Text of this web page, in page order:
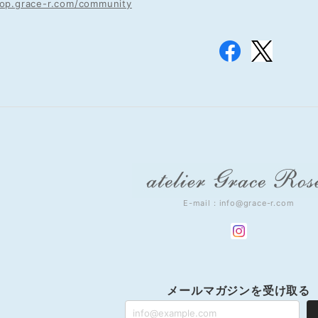
r.com/community
E-mail： info@grace-r.com
メールマガジンを受け取る